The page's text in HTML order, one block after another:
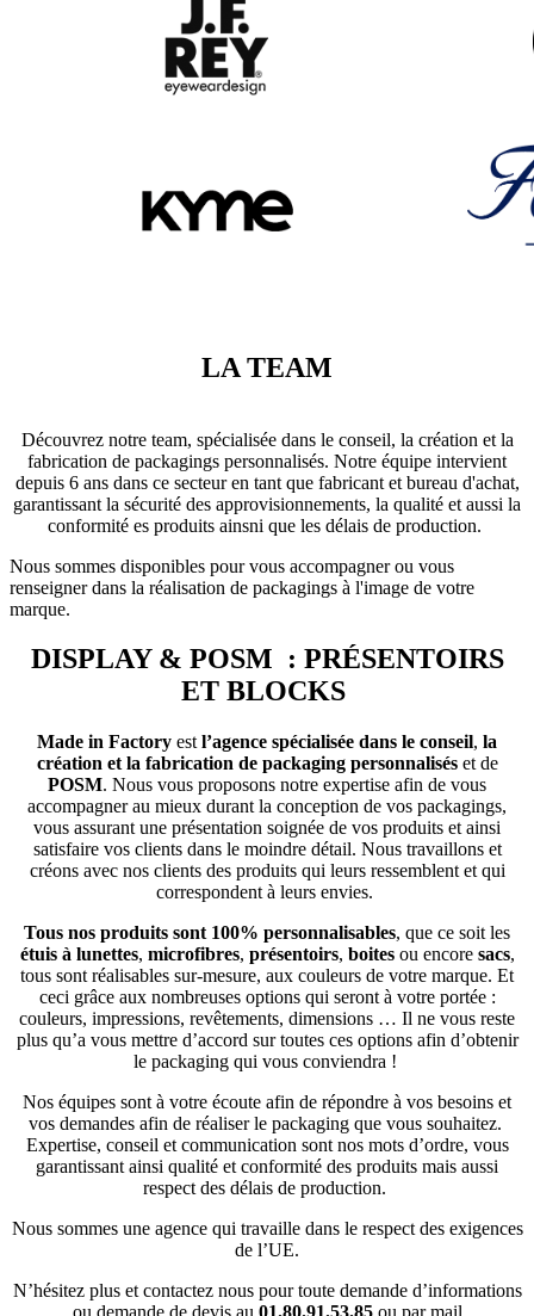
LA TEAM
Découvrez notre team, spécialisée dans le conseil, la création et la
fabrication de packagings personnalisés. Notre équipe intervient
depuis 6 ans dans ce secteur en tant que fabricant et bureau d'achat,
garantissant la sécurité des approvisionnements, la qualité et aussi la
conformité es produits ainsni que les délais de production.
Nous sommes disponibles pour vous accompagner ou vous
renseigner dans la réalisation de packagings à l'image de votre
marque.
DISPLAY & POSM : PRÉSENTOIRS
ET BLOCKS
Made in Factory est l’agence spécialisée dans le conseil, la
création et la fabrication de packaging personnaliséset de
POSM. Nous vous proposons notre expertise afin de vous
accompagner au mieux durant la conception de vos packagings,
vous assurant une présentation soignée de vos produits et ainsi
satisfaire vos clients dans le moindre détail. Nous travaillons et
créons avec nos clients des produits qui leurs ressemblent et qui
correspondent à leurs envies.
Tous nos produits sont 100% personnalisables, que ce soit les
étuis à lunettes, microfibres, présentoirs, boitesou encore sacs,
tous sont réalisables sur-mesure, aux couleurs de votre marque. Et
ceci grâce aux nombreuses options qui seront à votre portée :
couleurs, impressions, revêtements, dimensions … Il ne vous reste
plus qu’a vous mettre d’accord sur toutes ces options afin d’obtenir
le packaging qui vous conviendra !
Nos équipes sont à votre écoute afin de répondre à vos besoins et
vos demandes afin de réaliser le packaging que vous souhaitez.
Expertise, conseil et communication sont nos mots d’ordre, vous
garantissant ainsi qualité et conformité des produits mais aussi
respect des délais de production.
Nous sommes une agence qui travaille dans le respect des exigences
de l’UE.
N’hésitez plus et contactez nous pour toute demande d’informations